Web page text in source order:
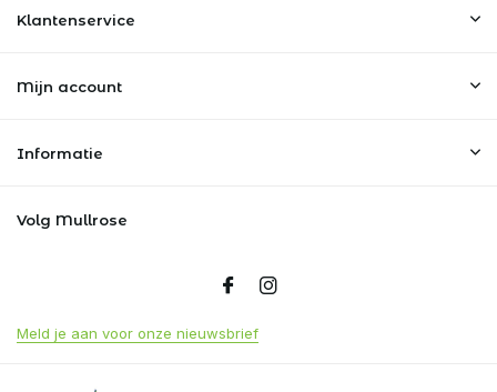
Klantenservice
Mijn account
Informatie
Volg Mullrose
Meld je aan voor onze nieuwsbrief